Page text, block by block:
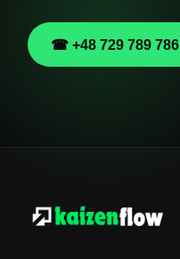
☎ +48 729 789 786